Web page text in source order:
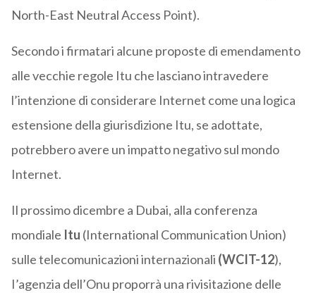
North-East Neutral Access Point).
Secondo i firmatari alcune proposte di emendamento
alle vecchie regole Itu che lasciano intravedere
l’intenzione di considerare Internet come una logica
estensione della giurisdizione Itu, se adottate,
potrebbero avere un impatto negativo sul mondo
Internet.
Il prossimo dicembre a Dubai, alla conferenza
mondiale Itu (International Communication Union)
sulle telecomunicazioni internazionali (WCIT-12),
I’agenzia dell’Onu proporrà una rivisitazione delle